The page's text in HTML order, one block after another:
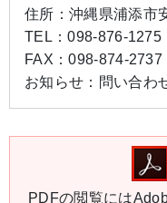
住所： 沖縄県浦添市
TEL：098-876-1275
FAX：098-874-2737
お知らせ： 問い合わ
PDFの閲覧には